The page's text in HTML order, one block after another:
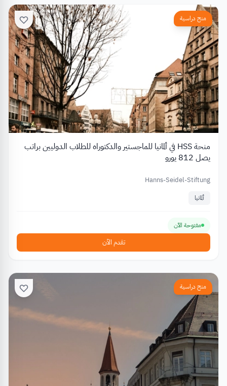
منح دراسية
منحة HSS في ألمانيا للماجستير والدكتوراه للطلاب الدوليين براتب
يصل 812 يورو
Hanns-Seidel-Stiftung
ألمانيا
مفتوحة الآن
تقدم الآن
منح دراسية